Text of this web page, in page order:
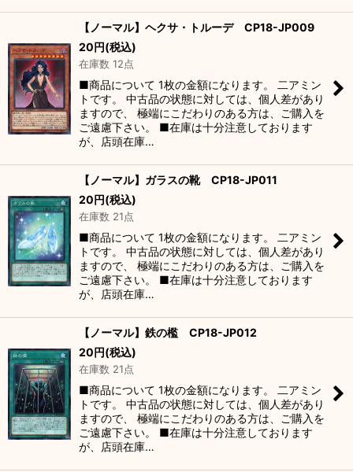
【ノーマル】ヘクサ・トルーデ CP18-JP009
20円(税込)
在庫数 12点
■商品について 1枚の金額になります。 二アミン
トです。 中古品の状態に対しては、個人差があり
ますので、 極端にこだわりのある方は、ご購入を
ご遠慮下さい。 ■在庫は十分注意しております
が、店頭在庫…
【ノーマル】ガラスの靴 CP18-JP011
20円(税込)
在庫数 21点
■商品について 1枚の金額になります。 二アミン
トです。 中古品の状態に対しては、個人差があり
ますので、 極端にこだわりのある方は、ご購入を
ご遠慮下さい。 ■在庫は十分注意しております
が、店頭在庫…
【ノーマル】鉄の檻 CP18-JP012
20円(税込)
在庫数 21点
■商品について 1枚の金額になります。 二アミン
トです。 中古品の状態に対しては、個人差があり
ますので、 極端にこだわりのある方は、ご購入を
ご遠慮下さい。 ■在庫は十分注意しております
が、店頭在庫…